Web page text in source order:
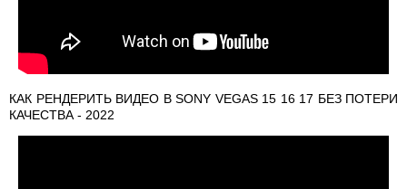
КАК РЕНДЕРИТЬ ВИДЕО В SONY VEGAS 15 16 17 БЕЗ ПОТЕРИ
КАЧЕСТВА - 2022